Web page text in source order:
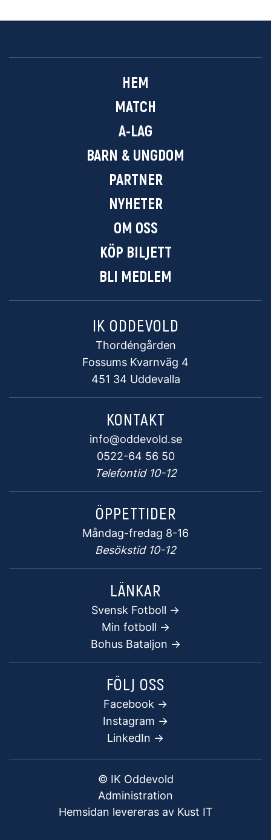
HEM
MATCH
A-LAG
BARN & UNGDOM
PARTNER
NYHETER
OM OSS
KÖP BILJETT
BLI MEDLEM
IK ODDEVOLD
Thordéngården
Fossums Kvarnväg 4
451 34 Uddevalla
KONTAKT
info@oddevold.se
0522-64 56 50
Telefontid 10-12
ÖPPETTIDER
Måndag-fredag 8-16
Besökstid 10-12
LÄNKAR
Svensk Fotboll ->
Min fotboll ->
Bohus Bataljon ->
FÖLJ OSS
Facebook ->
Instagram ->
LinkedIn ->
© IK Oddevold
Administration
Hemsidan levereras av Kust IT